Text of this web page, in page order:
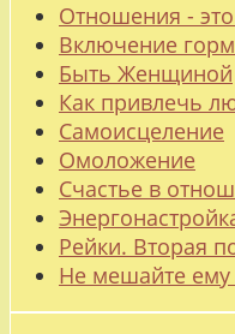
Отношения -
Включение
Быть Женщиной
Как привлечь
Самоисцеление
Омоложение
Счастье в
Рейки. Вторая
Не мешайте ему